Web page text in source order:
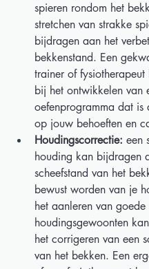
spieren rondom het
stretchen van strakke
bijdragen aan het
bekkenstand. Een
trainer of
bij het ontwikkelen van
oefenprogramma dat is
op jouw behoeften en
Houdingscorrectie: een
houding kan bijdragen
scheefstand van het
bewust worden van je
het aanleren van goede
houdingsgewoonten
het corrigeren van een
van het bekken. Een